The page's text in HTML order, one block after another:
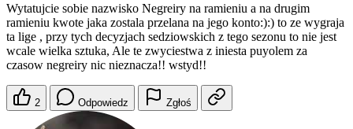
Wytatujcie sobie nazwisko Negreiry na ramieniu a na drugim
ramieniu kwote jaka zostala przelana na jego konto:):) to ze wygraja
ta lige , przy tych decyzjach sedziowskich z tego sezonu to nie jest
wcale wielka sztuka, Ale te zwyciestwa z iniesta puyolem za
czasow negreiry nic nieznacza!! wstyd!!
2 Odpowiedz Zgłoś